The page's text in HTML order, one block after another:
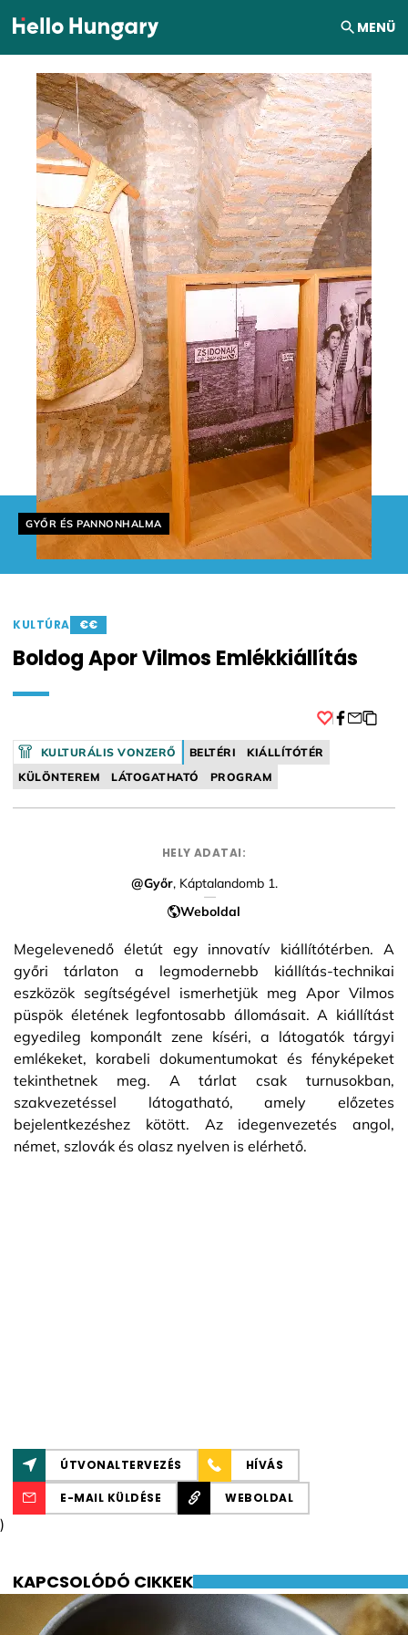
Ugrás a tartalomhoz MENÜ
Helyszín címkék:
GYŐR ÉS PANNONHALMA
KULTÚRA €€
Boldog Apor Vilmos Emlékkiállítás
KULTURÁLIS VONZERŐ BELTÉRI
KIÁLLÍTÓTÉR
KÜLÖNTEREM
LÁTOGATHATÓ PROGRAM
HELY ADATAI:
@Győr, Káptalandomb 1.
Weboldal
Megelevenedő életút egy innovatív kiállítótérben. A
győri tárlaton a legmodernebb kiállítás-technikai
eszközök segítségével ismerhetjük meg Apor Vilmos
püspök életének legfontosabb állomásait. A kiállítást
egyedileg komponált zene kíséri, a látogatók tárgyi
emlékeket, korabeli dokumentumokat és fényképeket
tekinthetnek meg. A tárlat csak turnusokban,
szakvezetéssel látogatható, amely előzetes
bejelentkezéshez kötött. Az idegenvezetés angol,
német, szlovák és olasz nyelven is elérhető.
ÚTVONALTERVEZÉS HÍVÁS
E-MAIL KÜLDÉSE WEBOLDAL
)
KAPCSOLÓDÓ CIKKEK